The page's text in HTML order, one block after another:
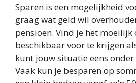
Sparen is een mogelijkheid
graag wat geld wil
pensioen. Vind je het
beschikbaar voor te krijgen
kunt jouw situatie eens onder
Vaak kun je besparen op